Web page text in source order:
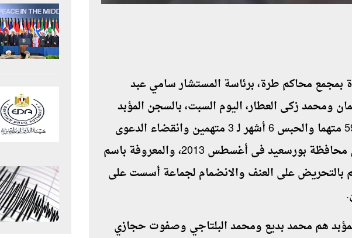
بمجمع محاكم طرة، برئاسة المستشار سامي عبد
ومحمد زكى العطار، اليوم السبت، بالسجن المؤبد
لبديع و11 آخرين، والسجن 3 سنوات لـ 59 متهما والحبس 6 أشهر لـ 3 متهمين وانقضاء الدعوى
لمتهم، فى أحداث العنف التى وقعت فى محافظة بورسعيد فى أغسطس 2013، والمعروفة باسم
على العنف والانضمام لجماعة أسست على
حكما بالمؤبد هم محمد بديع ومحمد البلتاجي وصفوت حجازي